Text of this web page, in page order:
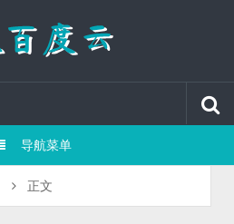
导航菜单
正文